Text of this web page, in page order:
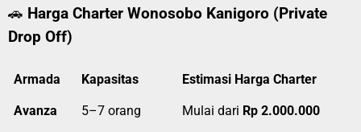
🚗 Harga Charter Wonosobo Kanigoro (Private
Drop Off)
Armada Kapasitas Estimasi Harga Charter
Avanza 5–7 orang Mulai dari Rp 2.000.000